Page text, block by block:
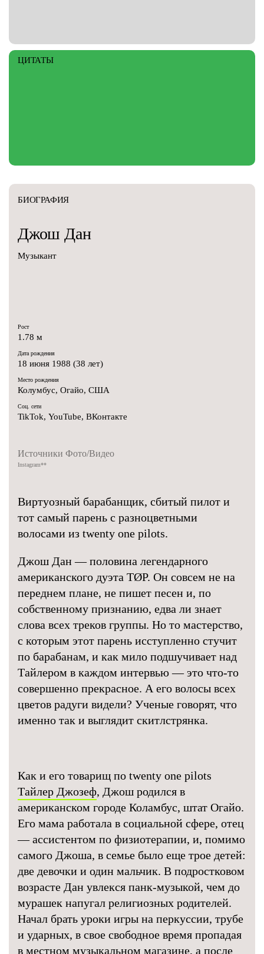
ЦИТАТЫ
БИОГРАФИЯ
Джош Дан
Музыкант
Рост
1.78 м
Дата рождения
18 июня 1988 (38 лет)
Место рождения
Колумбус, Огайо, США
Соц. сети
TikTok, YouTube, ВКонтакте
Источники Фото/Видео
Instagram**
Виртуозный барабанщик, сбитый пилот и
тот самый парень с разноцветными
волосами из twenty one pilots.
Джош Дан — половина легендарного
американского дуэта TØP. Он совсем не на
переднем плане, не пишет песен и, по
собственному признанию, едва ли знает
слова всех треков группы. Но то мастерство,
с которым этот парень исступленно стучит
по барабанам, и как мило подшучивает над
Тайлером в каждом интервью — это что-то
совершенно прекрасное. А его волосы всех
цветов радуги видели? Ученые говорят, что
именно так и выглядит скитлстрянка.
Как и его товарищ по twenty one pilots
Тайлер Джозеф, Джош родился в
американском городе Коламбус, штат Огайо.
Его мама работала в социальной сфере, отец
— ассистентом по физиотерапии, и, помимо
самого Джоша, в семье было еще трое детей:
две девочки и один мальчик. В подростковом
возрасте Дан увлекся панк-музыкой, чем до
мурашек напугал религиозных родителей.
Начал брать уроки игры на перкуссии, трубе
и ударных, в свое свободное время пропадая
в местном музыкальном магазине, а после